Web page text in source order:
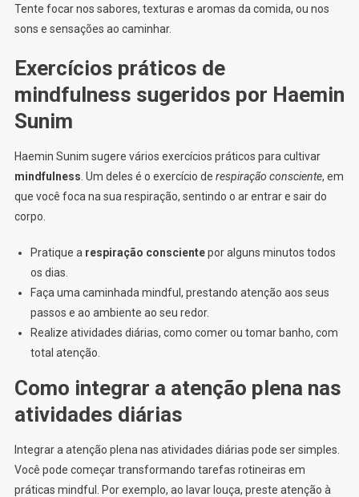
Tente focar nos sabores, texturas e aromas da comida, ou nos
sons e sensações ao caminhar.
Exercícios práticos de
mindfulness sugeridos por Haemin
Sunim
Haemin Sunim sugere vários exercícios práticos para cultivar
mindfulness . Um deles é o exercício de respiração consciente, em
que você foca na sua respiração, sentindo o ar entrar e sair do
corpo.
Pratique a respiração conscientepor alguns minutos todos
os dias.
Faça uma caminhada mindful, prestando atenção aos seus
passos e ao ambiente ao seu redor.
Realize atividades diárias, como comer ou tomar banho, com
total atenção.
Como integrar a atenção plena nas
atividades diárias
Integrar a atenção plena nas atividades diárias pode ser simples.
Você pode começar transformando tarefas rotineiras em
práticas mindful. Por exemplo, ao lavar louça, preste atenção à